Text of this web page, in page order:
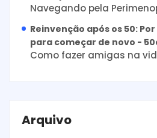
Navegando pela
Reinvenção após os 50:
para começar de novo -
Como fazer amigas na
Arquivo